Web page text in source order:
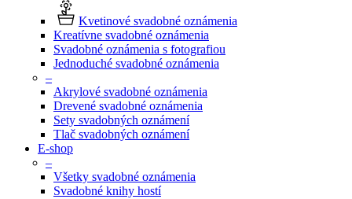
Kvetinové svadobné oznámenia
Kreatívne svadobné oznámenia
Svadobné oznámenia s fotografiou
Jednoduché svadobné oznámenia
–
Akrylové svadobné oznámenia
Drevené svadobné oznámenia
Sety svadobných oznámení
Tlač svadobných oznámení
E-shop
–
Všetky svadobné oznámenia
Svadobné knihy hostí